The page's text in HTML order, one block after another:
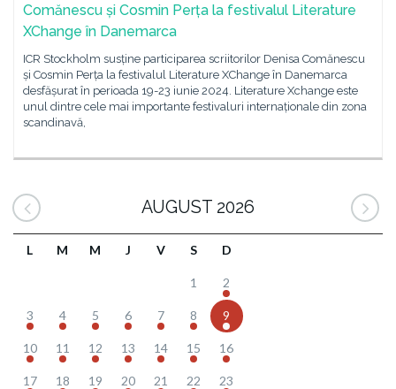
Comănescu și Cosmin Perța la festivalul Literature
XChange în Danemarca
ICR Stockholm susține participarea scriitorilor Denisa Comănescu
și Cosmin Perța la festivalul Literature XChange în Danemarca
desfășurat în perioada 19-23 iunie 2024. Literature Xchange este
unul dintre cele mai importante festivaluri internaționale din zona
scandinavă,
AUGUST 2026
L M M J V S D
1 2
3 4 5 6 7 8 9
10 11 12 13 14 15 16
17 18 19 20 21 22 23